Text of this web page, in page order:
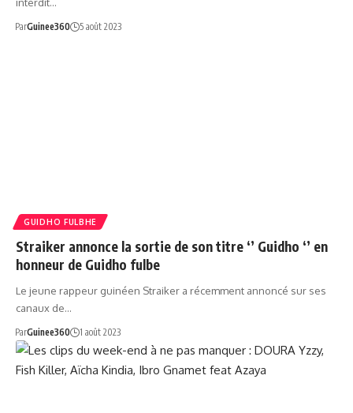
ParGuinee360 5 août 2023
GUIDHO FULBHE
Straiker annonce la sortie de son titre ‘’ Guidho ‘’ en
honneur de Guidho fulbe
Le jeune rappeur guinéen Straiker a récemment annoncé sur ses
canaux de…
ParGuinee360 1 août 2023